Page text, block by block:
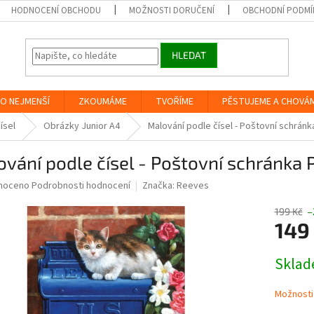
HODNOCENÍ OBCHODU MOŽNOSTI DORUČENÍ OBCHODNÍ
HLEDAT
NEJMENŠÍ ZKOUMÁME TVOŘÍME PĚSTUJEME A
Obrázky Junior A4 Malování podle čísel - Poštovní
podle čísel - Poštovní schránka
Podrobnosti hodnocení Značka: Reeves
199 Kč
149
cena: